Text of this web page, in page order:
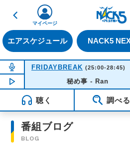
戻る
エアスケジュール NACK5
マイページ
NOW ON AIR
FRIDAYBREAK (25:00-28:45)
NOW PLAYING03:33
秘め事 - Ran
聴く 調べる
番組ブログ
BLOG